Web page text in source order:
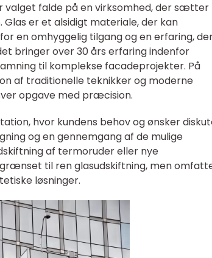
valget falde på en virksomhed, der sætter
er et alsidigt materiale, der kan
en omhyggelig tilgang og en erfaring,
bringer over 30 års erfaring indenfor
til komplekse facadeprojekter. På
af traditionelle teknikker og moderne
opgave med præcision.
hvor kundens behov og ønsker
og en gennemgang af de mulige
af termoruder eller nye
til ren glasudskiftning, men
løsninger.